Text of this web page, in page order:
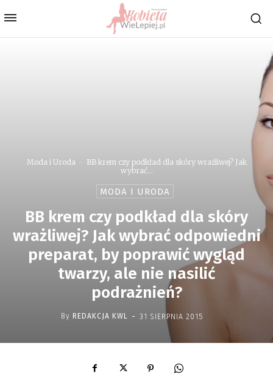
Moda i Uroda
BB krem czy podkład dla skóry wrażliwej? Jak
wybrać...
MODA I URODA
BB krem czy podkład dla skóry
wrażliwej? Jak wybrać odpowiedni
preparat, by poprawić wygląd
twarzy, ale nie nasilić
podrażnień?
By REDAKCJA KWL - 31 SIERPNIA 2015